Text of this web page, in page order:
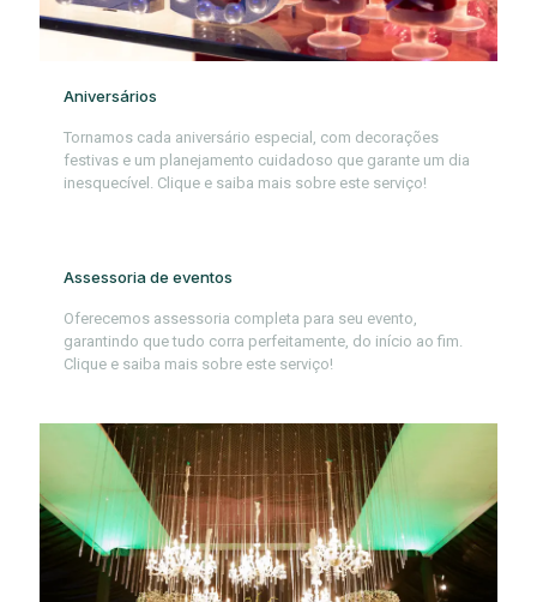
Aniversários
Tornamos cada aniversário especial, com decorações
festivas e um planejamento cuidadoso que garante um dia
inesquecível. Clique e saiba mais sobre este serviço!
Assessoria de eventos
Oferecemos assessoria completa para seu evento,
garantindo que tudo corra perfeitamente, do início ao fim.
Clique e saiba mais sobre este serviço!